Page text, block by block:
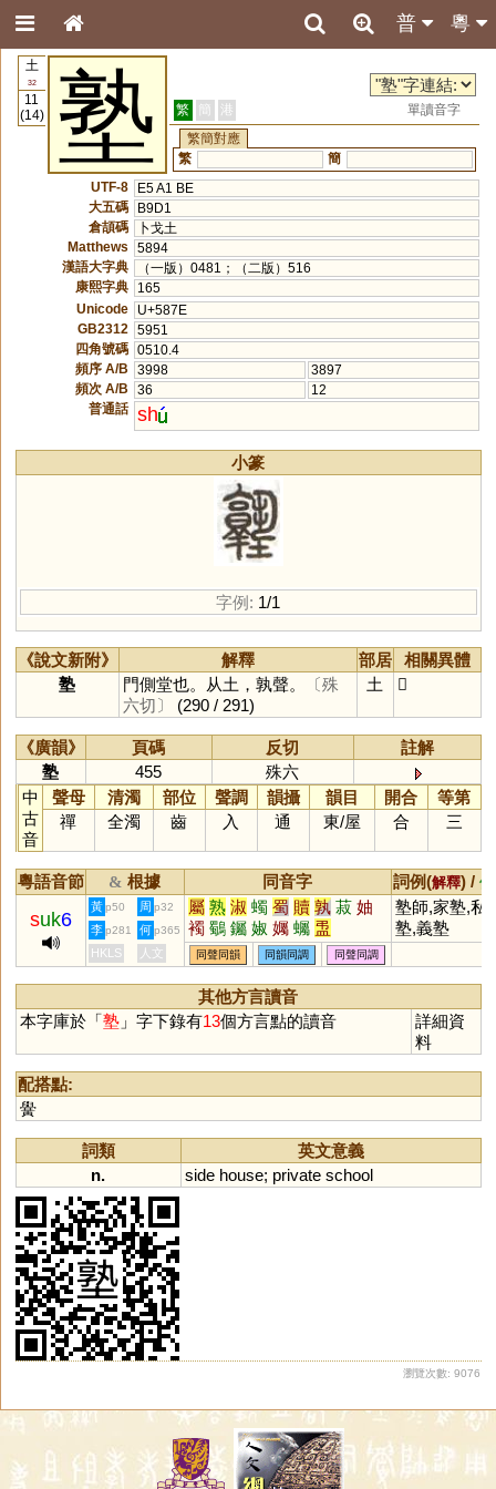
粵
普
土
32
11
(14)
塾 繁 簡 港
單讀音字
繁簡對應
繁
簡
UTF-8
E5 A1 BE
大五碼
B9D1
倉頡碼
卜戈土
Matthews
5894
漢語大字典
（一版）0481；（二版）516
康熙字典
165
Unicode
U+587E
GB2312
5951
四角號碼 0510.4
頻序 A/B
3998
3897
頻次 A/B
36
12
普通話 sh
小篆
字例: 1/1
《說文新附》 解釋 部居
相關異體
塾
門側堂也。从土，孰聲。
〔殊
六切〕
(290 / 291)
土 𡔊
《廣韻》 頁碼 反切
註解
塾
455
殊六
中
古
音
聲母 清濁 部位 聲調 韻攝 韻目 開合
等第
禪
全濁 齒 入 通 東/屋 合 三
粵語音節 & 根據 同音字 詞例(解釋) /
suk6
黃 p50 周 p32 屬 熟 淑 蠋 蜀 贖 孰 菽 妯
襡 鸀 钃 婌 孎 蠾 盄
塾師,家塾,私
塾,義塾
李 p281 何 p365
HKLS 人文 同聲同韻 同韻同調 同聲同調
其他方言讀音
本字庫於「塾」字下錄有13個方言點的讀音
詳細資
料
配搭點:
黌
詞類
英文意義
n.
side house; private school
瀏覽次數: 9076